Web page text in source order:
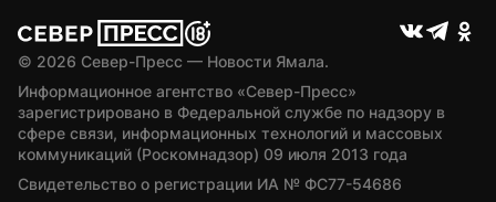
© 2026 Север-Пресс — Новости Ямала.
Информационное агентство «Север-Пресс»
зарегистрировано в Федеральной службе по надзору в
сфере связи, информационных технологий и массовых
коммуникаций (Роскомнадзор) 09 июля 2013 года
Свидетельство о регистрации ИА № ФС77-54686